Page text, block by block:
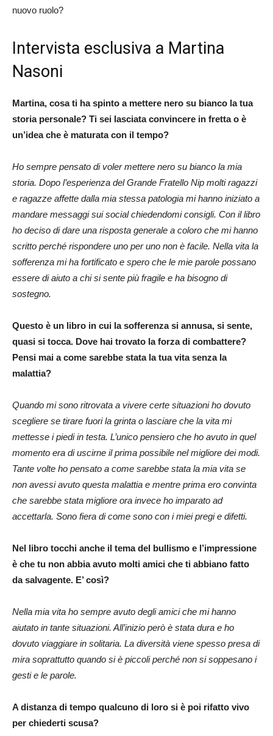
nuovo ruolo?
Intervista esclusiva a Martina
Nasoni
Martina, cosa ti ha spinto a mettere nero su bianco la tua
storia personale? Ti sei lasciata convincere in fretta o è
un’idea che è maturata con il tempo?
Ho sempre pensato di voler mettere nero su bianco la mia
storia. Dopo l’esperienza del Grande Fratello Nip molti ragazzi
e ragazze affette dalla mia stessa patologia mi hanno iniziato a
mandare messaggi sui social chiedendomi consigli. Con il libro
ho deciso di dare una risposta generale a coloro che mi hanno
scritto perché rispondere uno per uno non è facile. Nella vita la
sofferenza mi ha fortificato e spero che le mie parole possano
essere di aiuto a chi si sente più fragile e ha bisogno di
sostegno.
Questo è un libro in cui la sofferenza si annusa, si sente,
quasi si tocca. Dove hai trovato la forza di combattere?
Pensi mai a come sarebbe stata la tua vita senza la
malattia?
Quando mi sono ritrovata a vivere certe situazioni ho dovuto
scegliere se tirare fuori la grinta o lasciare che la vita mi
mettesse i piedi in testa. L’unico pensiero che ho avuto in quel
momento era di uscirne il prima possibile nel migliore dei modi.
Tante volte ho pensato a come sarebbe stata la mia vita se
non avessi avuto questa malattia e mentre prima ero convinta
che sarebbe stata migliore ora invece ho imparato ad
accettarla. Sono fiera di come sono con i miei pregi e difetti.
Nel libro tocchi anche il tema del bullismo e l’impressione
è che tu non abbia avuto molti amici che ti abbiano fatto
da salvagente. E’ così?
Nella mia vita ho sempre avuto degli amici che mi hanno
aiutato in tante situazioni. All’inizio però è stata dura e ho
dovuto viaggiare in solitaria. La diversità viene spesso presa di
mira soprattutto quando si è piccoli perché non si soppesano i
gesti e le parole.
A distanza di tempo qualcuno di loro si è poi rifatto vivo
per chiederti scusa?